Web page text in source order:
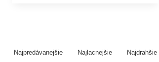
Najpredávanejšie Najlacnejšie Najdrahšie